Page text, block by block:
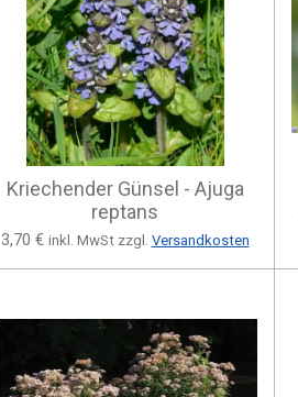
Kriechender Günsel - Ajuga
reptans
3,70 € inkl. MwSt zzgl. Versandkosten